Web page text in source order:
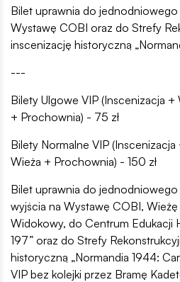
Bilet uprawnia do
Wystawę COBI oraz do Strefy
inscenizację historyczną
---
Bilety Ulgowe VIP (Inscenizacja
+ Prochownia) - 75 zł
Bilety Normalne VIP
Wieża + Prochownia) - 150 zł
Bilet uprawnia do
wyjścia na Wystawę COBI,
Widokowy, do Centrum Edukacji
197” oraz do Strefy
historyczną „Normandia 1944:
VIP bez kolejki przez Bramę